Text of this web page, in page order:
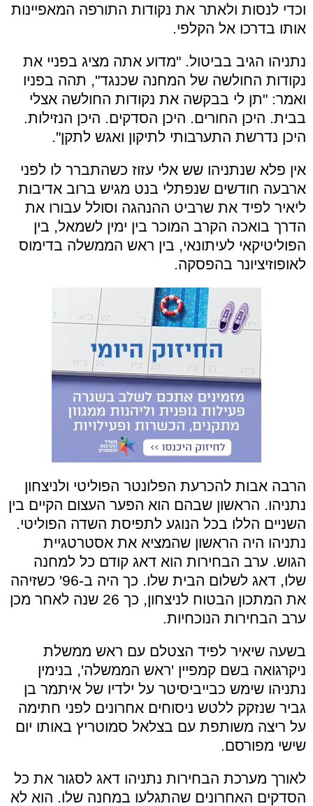
וכדי לנסות ולאתר את נקודות התורפה המאפיינות
אותו בדרכו אל הקלפי.
נתניהו הגיב בביטול. "מדוע אתה מציג בפניי את
נקודות החולשה של המחנה שכנגד", תהה בפניו
ואמר: "תן לי בבקשה את נקודות החולשה אצלי
בבית. היכן החורים. היכן הסדקים. היכן הנזילות.
היכן נדרשת התערבותי לתיקון ואגש לתקן".
אין פלא שנתניהו שש אלי עזוז כשהתברר לו לפני
ארבעה חודשים שנפתלי בנט מגיש ברוב אדיבות
ליאיר לפיד את שרביט ההנהגה וסולל עבורו את
הדרך בואכה הקרב המוכר בין ימין לשמאל, בין
הפוליטיקאי לעיתונאי, בין ראש הממשלה בדימוס
לאופוזיציונר בהפסקה.
הרבה אבות להכרעת הפלונטר הפוליטי ולניצחון
נתניהו. הראשון שבהם הוא הפער העצום הקיים בין
השניים הללו בכל הנוגע לתפיסת השדה הפוליטי.
נתניהו היה הראשון שהמציא את אסטרטגיית
הגוש. ערב הבחירות הוא דאג קודם כל למחנה
שלו, דאג לשלום הבית שלו. כך היה ב-96' כשזיהה
את המתכון הבטוח לניצחון, כך 26 שנה לאחר מכן
ערב הבחירות הנוכחיות.
בשעה שיאיר לפיד הצטלם עם ראש ממשלת
ניקרגואה בשם קמפיין 'ראש הממשלה', בנימין
נתניהו שימש כבייביסיטר על ילדיו של איתמר בן
גביר שנזקק ללטש ניסוחים אחרונים לפני חתימה
על ריצה משותפת עם בצלאל סמוטריץ באותו יום
שישי מפורסם.
לאורך מערכת הבחירות נתניהו דאג לסגור את כל
הסדקים האחרונים שהתגלעו במחנה שלו. הוא לא